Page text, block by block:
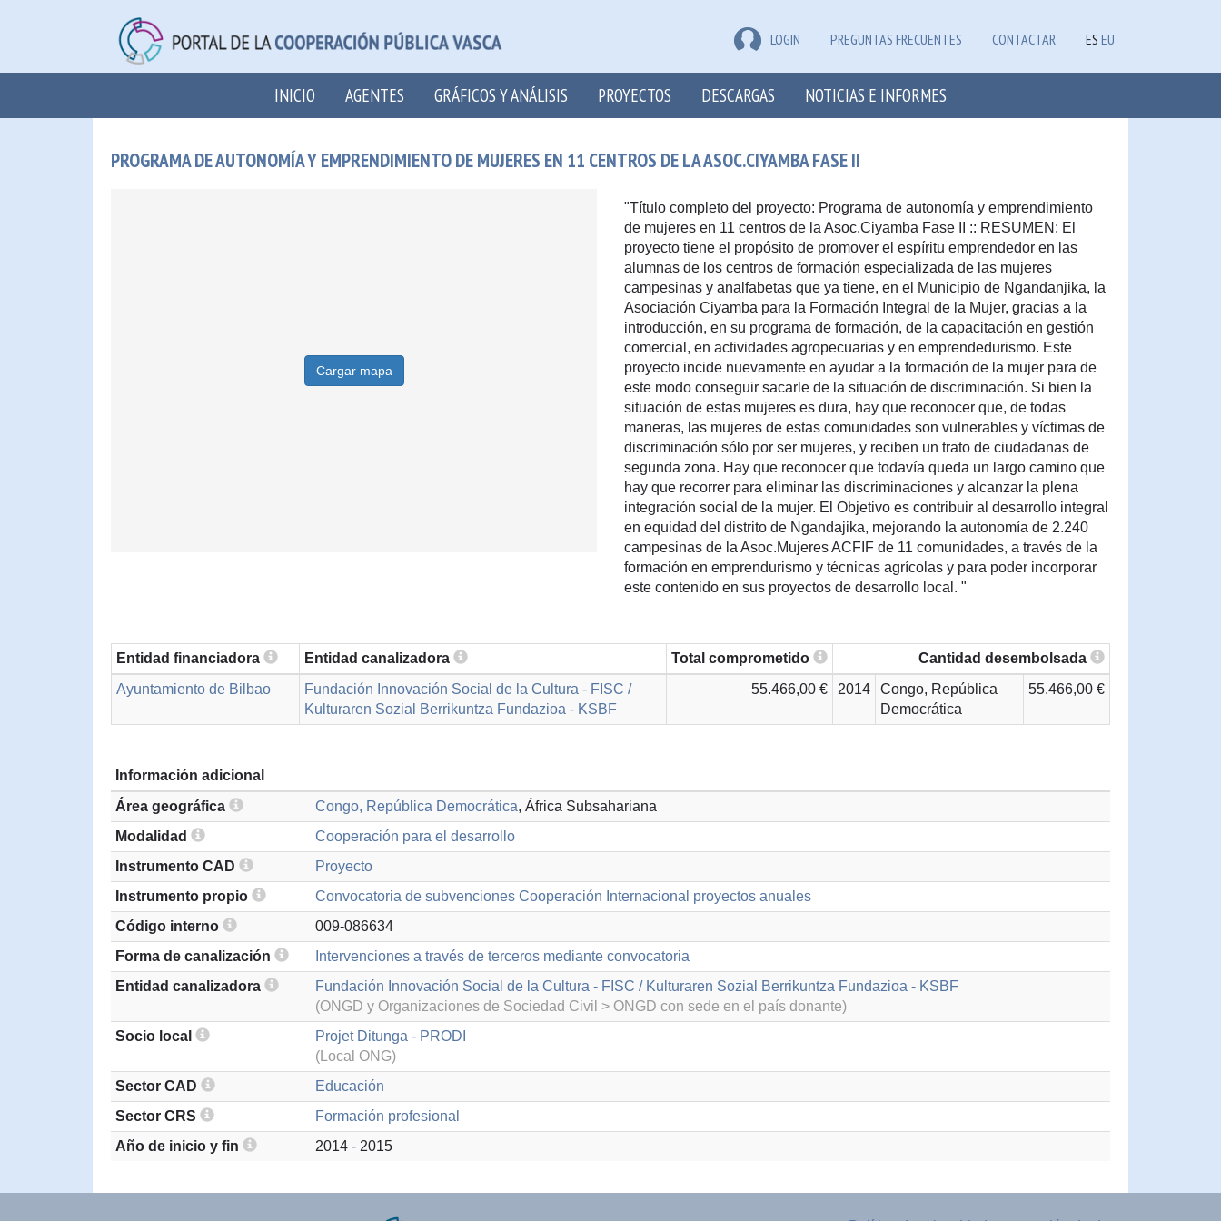
LOGIN PREGUNTAS FRECUENTES CONTACTAR ES EU
INICIO AGENTES GRÁFICOS Y ANÁLISIS PROYECTOS DESCARGAS NOTICIAS E INFORMES
PROGRAMA DE AUTONOMÍA Y EMPRENDIMIENTO DE MUJERES EN 11 CENTROS DE LA ASOC.CIYAMBA FASE II
Cargar mapa
"Título completo del proyecto: Programa de autonomía y emprendimiento
de mujeres en 11 centros de la Asoc.Ciyamba Fase II :: RESUMEN: El
proyecto tiene el propósito de promover el espíritu emprendedor en las
alumnas de los centros de formación especializada de las mujeres
campesinas y analfabetas que ya tiene, en el Municipio de Ngandanjika, la
Asociación Ciyamba para la Formación Integral de la Mujer, gracias a la
introducción, en su programa de formación, de la capacitación en gestión
comercial, en actividades agropecuarias y en emprendedurismo. Este
proyecto incide nuevamente en ayudar a la formación de la mujer para de
este modo conseguir sacarle de la situación de discriminación. Si bien la
situación de estas mujeres es dura, hay que reconocer que, de todas
maneras, las mujeres de estas comunidades son vulnerables y víctimas de
discriminación sólo por ser mujeres, y reciben un trato de ciudadanas de
segunda zona. Hay que reconocer que todavía queda un largo camino que
hay que recorrer para eliminar las discriminaciones y alcanzar la plena
integración social de la mujer. El Objetivo es contribuir al desarrollo integral
en equidad del distrito de Ngandajika, mejorando la autonomía de 2.240
campesinas de la Asoc.Mujeres ACFIF de 11 comunidades, a través de la
formación en emprendurismo y técnicas agrícolas y para poder incorporar
este contenido en sus proyectos de desarrollo local. "
Entidad financiadora Entidad canalizadora Total comprometido
Cantidad desembolsada
Ayuntamiento de Bilbao
Fundación Innovación Social de la Cultura - FISC /
Kulturaren Sozial Berrikuntza Fundazioa - KSBF
55.466,00 € 2014
Congo, República
Democrática
55.466,00 €
Información adicional
Área geográfica
Congo, República Democrática, África Subsahariana
Modalidad
Cooperación para el desarrollo
Instrumento CAD
Proyecto
Instrumento propio
Convocatoria de subvenciones Cooperación Internacional proyectos anuales
Código interno
009-086634
Forma de canalización
Intervenciones a través de terceros mediante convocatoria
Entidad canalizadora
Fundación Innovación Social de la Cultura - FISC / Kulturaren Sozial Berrikuntza Fundazioa - KSBF
(ONGD y Organizaciones de Sociedad Civil > ONGD con sede en el país donante)
Socio local
Projet Ditunga - PRODI
(Local ONG)
Sector CAD
Educación
Sector CRS
Formación profesional
Año de inicio y fin
2014 - 2015